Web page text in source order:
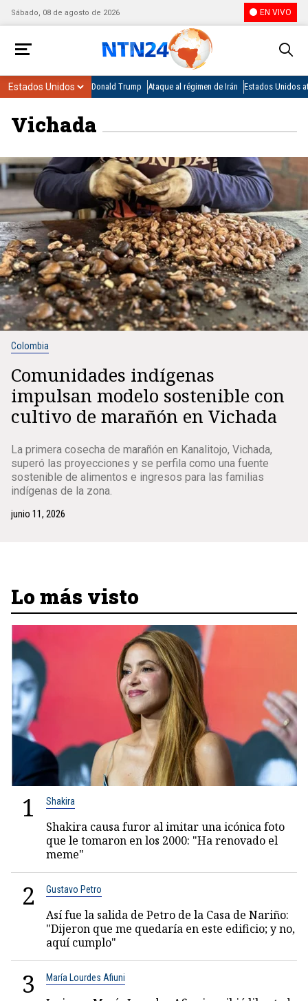
Sábado, 08 de agosto de 2026 EN VIVO
Donald Trump Ataque al régimen de Irán Estados Unidos
Vichada
Colombia
Comunidades indígenas
impulsan modelo sostenible con
cultivo de marañón en Vichada
La primera cosecha de marañón en Kanalitojo, Vichada,
superó las proyecciones y se perfila como una fuente
sostenible de alimentos e ingresos para las familias
indígenas de la zona.
junio 11, 2026
Lo más visto
1 Shakira
Shakira causa furor al imitar una icónica foto
que le tomaron en los 2000: "Ha renovado el
meme"
2 Gustavo Petro
Así fue la salida de Petro de la Casa de Nariño:
"Dijeron que me quedaría en este edificio; y no,
aquí cumplo"
3 María Lourdes Afiuni